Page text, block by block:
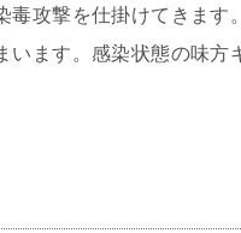
攻撃を仕掛けてきます
います。感染状態の味